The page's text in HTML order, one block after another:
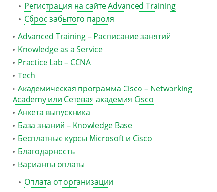
Регистрация на сайте Advanced Training
Сброс забытого пароля
Advanced Training – Расписание занятий
Knowledge as a Service
Practice Lab – CCNA
Tech
Академическая программа Cisco – Networking
Academy или Сетевая академия Cisco
Анкета выпускника
База знаний – Knowledge Base
Бесплатные курсы Microsoft и Cisco
Благодарность
Варианты оплаты
Оплата от организации